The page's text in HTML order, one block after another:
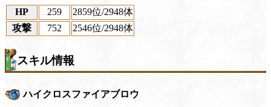
HP 259 2859位/2948体
攻撃
752 2546位/2948体
スキル情報
ハイクロスファイアブロウ